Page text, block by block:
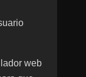
web